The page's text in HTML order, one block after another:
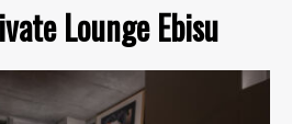
Lounge Ebisu